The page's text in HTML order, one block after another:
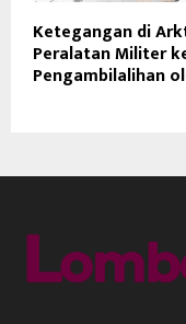
Ketegangan di
Peralatan Militer
Pengambilalihan